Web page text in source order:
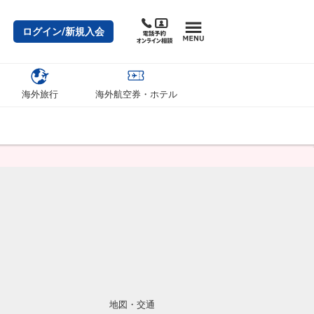
ログイン/新規入会
海外旅行 海外航空券・ホテル
地図・交通